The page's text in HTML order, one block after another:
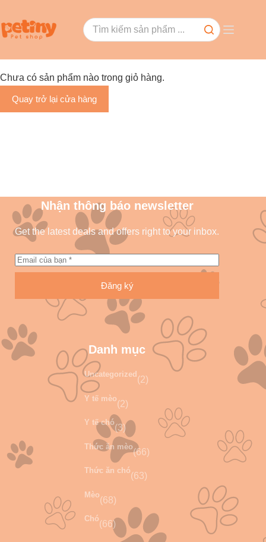
Chưa có sản phẩm nào trong giỏ hàng.
Quay trở lại cửa hàng
Nhận thông báo newsletter
Get the latest deals and offers right to your inbox.
Đăng ký
Danh mục
Uncategorized
(2)
Y tế mèo
(2)
Y tế chó
(3)
Thức ăn mèo
(66)
Thức ăn chó
(63)
Mèo
(68)
Chó
(66)